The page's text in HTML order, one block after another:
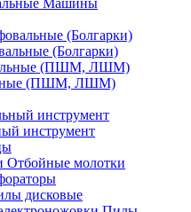
Машины
(Болгарки)
(ПШМ, ЛШМ)
инструмент
Отбойные молотки
дисковые